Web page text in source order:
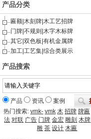
产品分类
匾额|木刻牌|木工艺招牌
门牌|不规则|木字木标牌
其它|双色板|有机金属牌
加工|工艺集|综合类展示
产品搜索
产品 资讯
案例
热门搜索: vmk- vmk 木 招牌 牌匾
法 对联 广告 门牌 金宏 雕刻 木牌
雕 茶 设计 木匾